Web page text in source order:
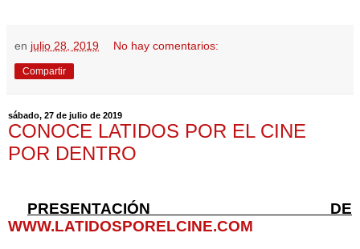
en julio 28, 2019 No hay comentarios:
Compartir
sábado, 27 de julio de 2019
CONOCE LATIDOS POR EL CINE
POR DENTRO
PRESENTACIÓN DE
WWW.LATIDOSPORELCINE.COM